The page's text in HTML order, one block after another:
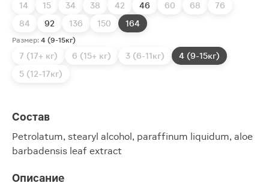
14 15 34 38 42 46 60 68
76
84
92 136 150 164
Размер: 4 (9-15кг)
7 (17+ кг) 6 (15+ кг) 3 (6-11кг)
4 (9-15кг)
5 (12-17кг)
Состав
Petrolatum, stearyl alcohol, paraffinum liquidum, aloe
barbadensis leaf extract
Описание